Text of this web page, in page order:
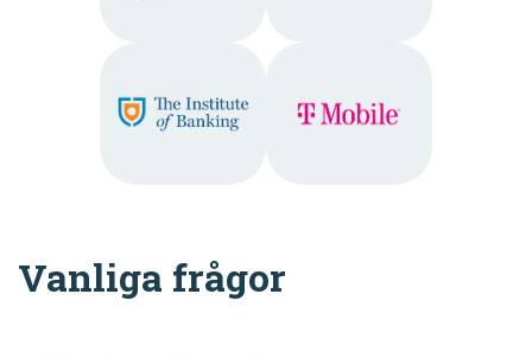
Vanliga frågor